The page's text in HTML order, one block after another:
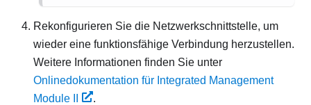
Rekonfigurieren Sie die Netzwerkschnittstelle, um
wieder eine funktionsfähige Verbindung herzustellen.
Weitere Informationen finden Sie unter
Onlinedokumentation für Integrated Management
Module II
.